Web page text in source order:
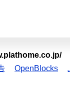
OpenBlocks